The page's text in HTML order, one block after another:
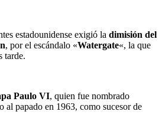
estadounidense exigió la dimisión del
, por el escándalo «Watergate«, la que
tarde.
Paulo VI, quien fue nombrado
al papado en 1963, como sucesor de